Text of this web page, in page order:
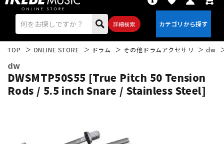
詳細検索
TOP ONLINE STORE ドラム その他ドラムアクセサリ dw
dw
DWSMTP50S55 [True Pitch 50 Tension
Rods / 5.5 inch Snare / Stainless Steel]